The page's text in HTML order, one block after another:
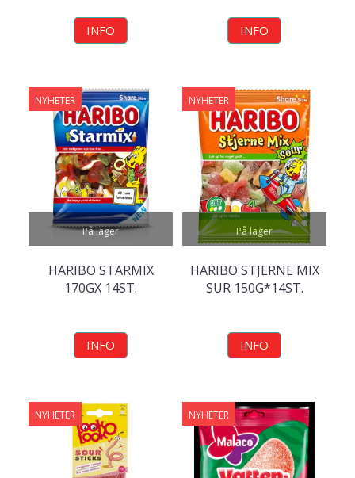
INFO INFO
På lager
NYHETER
HARIBO STARMIX
170GX 14ST.
INFO
På lager
NYHETER
HARIBO STJERNE MIX
SUR 150G*14ST.
INFO
NYHETER NYHETER